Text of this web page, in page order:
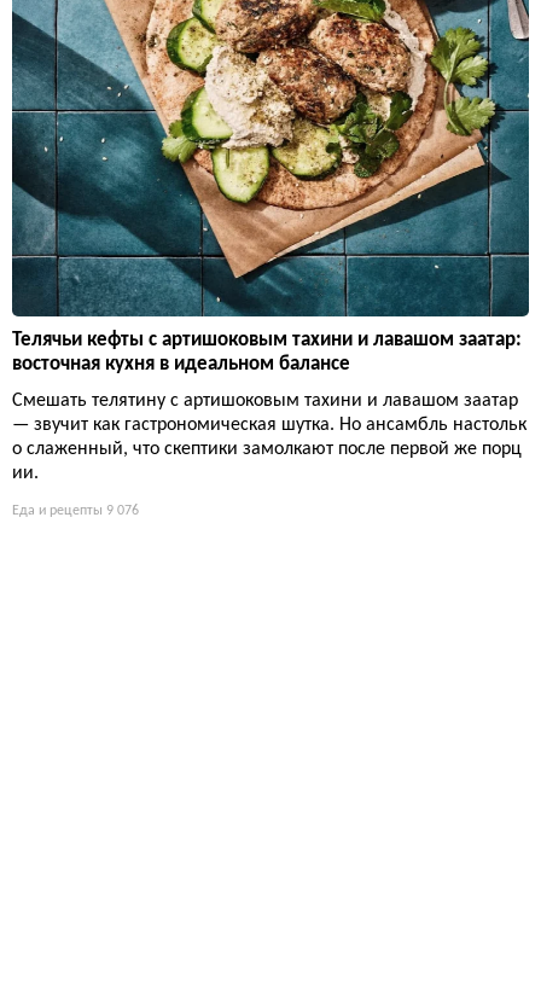
Телячьи кефты с артишоковым тахини и лавашом заатар:
восточная кухня в идеальном балансе
Смешать телятину с артишоковым тахини и лавашом заатар
— звучит как гастрономическая шутка. Но ансамбль настольк
о слаженный, что скептики замолкают после первой же порц
ии.
Еда и рецепты 9 076